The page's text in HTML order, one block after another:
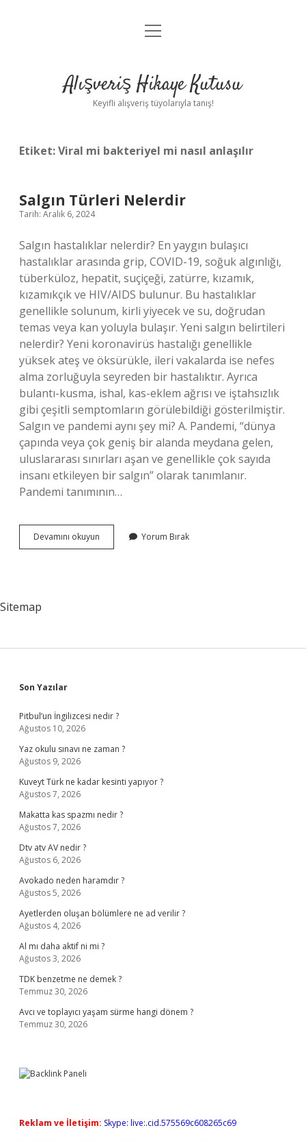
Anasayfa
Yasal Uyarı
menüyü
Alışveriş Hikaye Kutusu
Keyifli alışveriş tüyolarıyla tanış!
Etiket:Viral mi bakteriyel mi nasıl anlaşılır
Salgın Türleri Nelerdir
Tarih: Aralık 6, 2024
Salgın hastalıklar nelerdir? En yaygın bulaşıcı
hastalıklar arasında grip, COVID-19, soğuk algınlığı,
tüberküloz, hepatit, suçiçeği, zatürre, kızamık,
kızamıkçık ve HIV/AIDS bulunur. Bu hastalıklar
genellikle solunum, kirli yiyecek ve su, doğrudan
temas veya kan yoluyla bulaşır. Yeni salgın belirtileri
nelerdir? Yeni koronavirüs hastalığı genellikle
yüksek ateş ve öksürükle, ileri vakalarda ise nefes
alma zorluğuyla seyreden bir hastalıktır. Ayrıca
bulantı-kusma, ishal, kas-eklem ağrısı ve iştahsızlık
gibi çeşitli semptomların görülebildiği gösterilmiştir.
Salgın ve pandemi aynı şey mi? A. Pandemi, “dünya
çapında veya çok geniş bir alanda meydana gelen,
uluslararası sınırları aşan ve genellikle çok sayıda
insanı etkileyen bir salgın” olarak tanımlanır.
Pandemi tanımının…
Devamını okuyun
Türleri
Yorum Bırak
Sitemap
Sidebar
Son Yazılar
Pitbul’un İngilizcesi nedir ?
Ağustos 10, 2026
Yaz okulu sınavı ne zaman ?
Ağustos 9, 2026
Kuveyt Türk ne kadar kesinti yapıyor ?
Ağustos 7, 2026
Makatta kas spazmı nedir ?
Ağustos 7, 2026
Dtv atv AV nedir ?
Ağustos 6, 2026
Avokado neden haramdır ?
Ağustos 5, 2026
Ayetlerden oluşan bölümlere ne ad verilir ?
Ağustos 4, 2026
Al mı daha aktif ni mi ?
Ağustos 3, 2026
TDK benzetme ne demek ?
Temmuz 30, 2026
Avcı ve toplayıcı yaşam sürme hangi dönem ?
Temmuz 30, 2026
Reklam ve İletişim: Skype: live:.cid.575569c608265c69